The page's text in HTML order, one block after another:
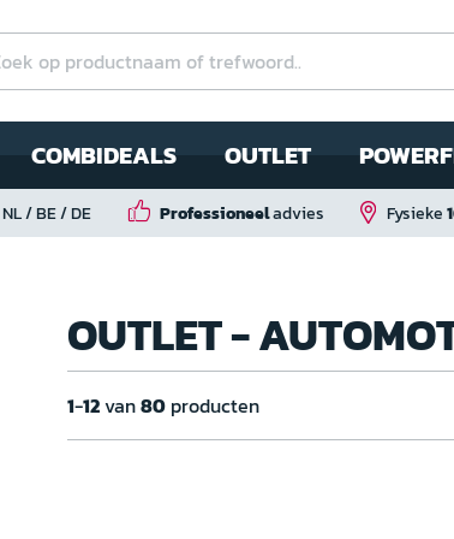
COMBIDEALS OUTLET
/ BE / DE Professioneeladvies Fysieke
OUTLET -
1-12van80 producten